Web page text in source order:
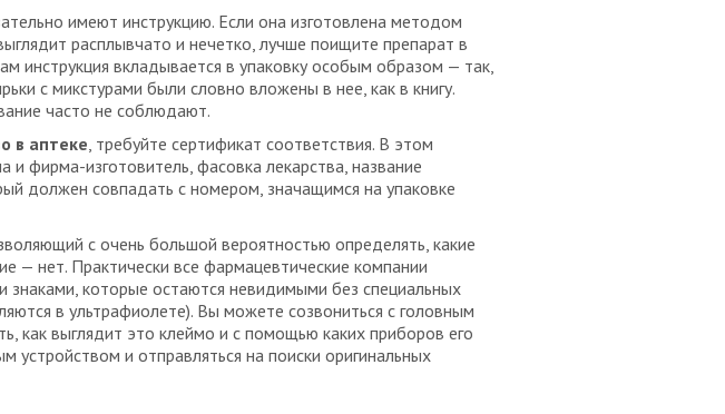
имеют инструкцию. Если она изготовлена методом
расплывчато и нечетко, лучше поищите препарат в
инструкция вкладывается в упаковку особым образом — так,
с микстурами были словно вложены в нее, как в книгу.
часто не соблюдают.
в аптеке, требуйте сертификат соответствия. В этом
фирма-изготовитель, фасовка лекарства, название
должен совпадать с номером, значащимся на упаковке
с очень большой вероятностью определять, какие
— нет. Практически все фармацевтические компании
которые остаются невидимыми без специальных
в ультрафиолете). Вы можете созвониться с головным
как выглядит это клеймо и с помощью каких приборов его
и отправляться на поиски оригинальных